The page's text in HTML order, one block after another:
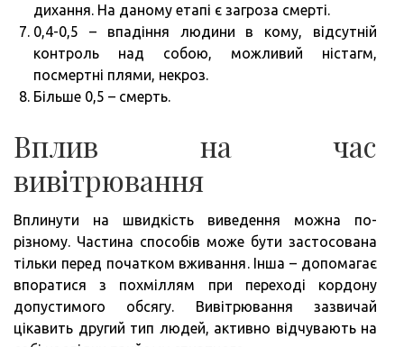
дихання. На даному етапі є загроза смерті.
0,4-0,5 – впадіння людини в кому, відсутній
контроль над собою, можливий ністагм,
посмертні плями, некроз.
Більше 0,5 – смерть.
Вплив на час
вивітрювання
Вплинути на швидкість виведення можна по-
різному. Частина способів може бути застосована
тільки перед початком вживання. Інша – допомагає
впоратися з похміллям при переході кордону
допустимого обсягу. Вивітрювання зазвичай
цікавить другий тип людей, активно відчувають на